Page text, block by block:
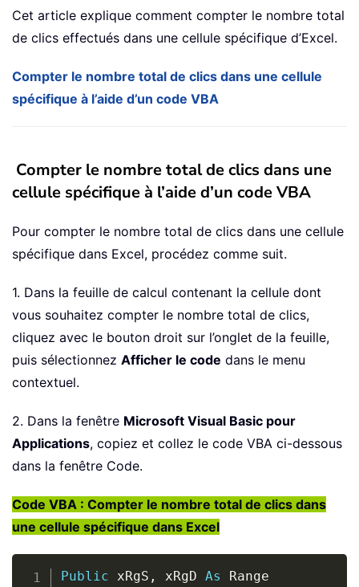
Cet article explique comment compter le nombre total
de clics effectués dans une cellule spécifique d’Excel.
Compter le nombre total de clics dans une cellule
spécifique à l’aide d’un code VBA
Compter le nombre total de clics dans une
cellule spécifique à l’aide d’un code VBA
Pour compter le nombre total de clics dans une cellule
spécifique dans Excel, procédez comme suit.
1. Dans la feuille de calcul contenant la cellule dont
vous souhaitez compter le nombre total de clics,
cliquez avec le bouton droit sur l’onglet de la feuille,
puis sélectionnez Afficher le code dans le menu
contextuel.
2. Dans la fenêtre Microsoft Visual Basic pour
Applications, copiez et collez le code VBA ci-dessous
dans la fenêtre Code.
Code VBA : Compter le nombre total de clics dans
une cellule spécifique dans Excel
Public xRgS , xRgD As